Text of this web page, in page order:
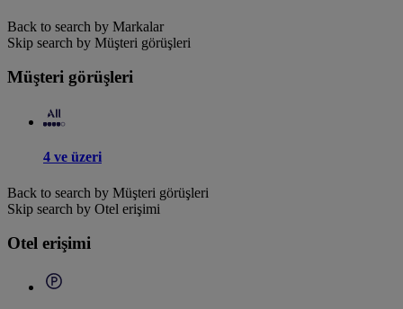
Back to search by Markalar
Skip search by Müşteri görüşleri
Müşteri görüşleri
4 ve üzeri
Back to search by Müşteri görüşleri
Skip search by Otel erişimi
Otel erişimi